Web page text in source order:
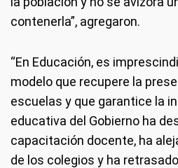
contenerla”, agregaron.
“En Educación, es
modelo que recupere la
escuelas y que garantice la
educativa del Gobierno ha
capacitación docente, ha
de los colegios y ha